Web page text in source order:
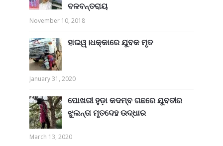
ବଳବନ୍ତରାୟ
November 10, 2018
ହାଇୱ।ଧକ୍କାରେ ଯୁବକ ମୃତ
January 31, 2020
ପୋଖରୀ ହୁଡ଼ା କଦମ୍ବ ଗଛରେ ଯୁବତୀର
ଝୁଲନ୍ତା ମୃତଦେହ ଉଦ୍ଧାର
March 13, 2020